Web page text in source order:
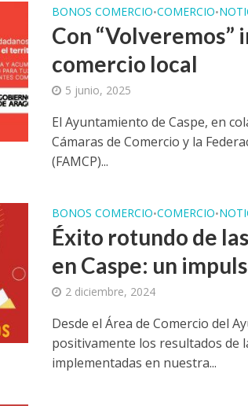
BONOS COMERCIO•COMERCIO•
Con “Volveremos”
comercio local
5 junio, 2025
El Ayuntamiento de Caspe, en
Cámaras de Comercio y la
(FAMCP)...
BONOS COMERCIO•COMERCIO•
Éxito rotundo de
en Caspe: un
2 diciembre, 2024
Desde el Área de Comercio del
positivamente los resultados de
implementadas en nuestra...